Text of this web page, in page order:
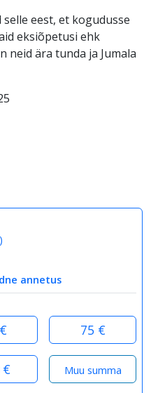
eest, et kogudusse
eksiõpetusi ehk
neid ära tunda ja Jumala
)
annetus
75 €
€